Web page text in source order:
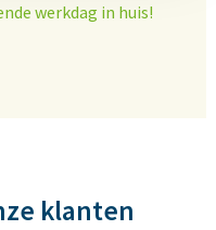
werkdag in huis!
klanten